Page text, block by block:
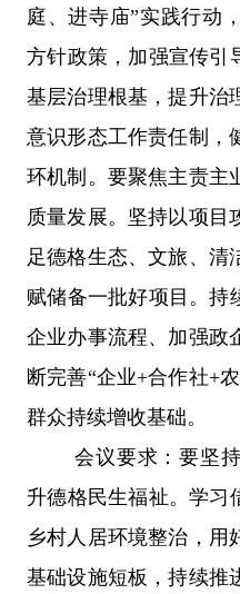
庭、进寺庙”实践行动
方针政策，加强宣传引
基层治理根基，提升治
意识形态工作责任制，
环机制。要聚焦主责主
质量发展。坚持以项目
足德格生态、文旅、清
赋储备一批好项目。持
企业办事流程、加强政
断完善“企业+合作社+
群众持续增收基础。
会议要求：要坚
升德格民生福祉。学习
乡村人居环境整治，用
基础设施短板，持续推